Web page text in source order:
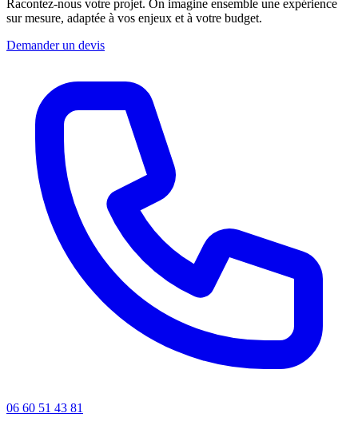
Racontez-nous votre projet. On imagine ensemble une expérience
sur mesure, adaptée à vos enjeux et à votre budget.
Demander un devis
06 60 51 43 81